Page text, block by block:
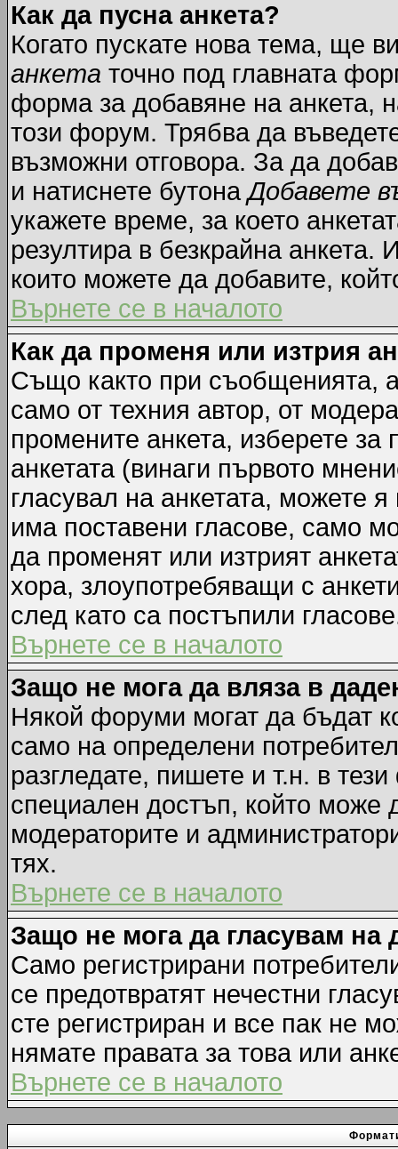
Как да пусна анкета?
Когато пускате нова тема, ще
анкета точно под главната
форма за добавяне на анкета,
този форум. Трябва да
възможни отговора. За да
и натиснете бутонаДобавете
укажете време, за което
резултира в безкрайна
които можете да добавите,
Върнете се в началото
Как да променя или изтрия
Също както при съобщенията,
само от техния автор, от
промените анкета, изберете
анкетата (винаги първото
гласувал на анкетата, можете
има поставени гласове, само
да променят или изтрият
хора, злоупотребяващи с
след като са постъпили
Върнете се в началото
Защо не мога да вляза в
Някой форуми могат да бъдат
само на определени
разгледате, пишете и т.н. в
специален достъп, който може
модераторите и
тях.
Върнете се в началото
Защо не мога да гласувам на
Само регистрирани
се предотвратят нечестни
сте регистриран и все пак не
нямате правата за това или
Върнете се в началото